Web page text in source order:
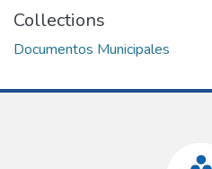
Collections
Documentos Municipales